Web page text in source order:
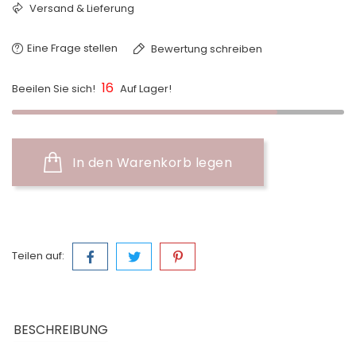
Versand & Lieferung
Eine Frage stellen Bewertung schreiben
Beeilen Sie sich! 16 Auf Lager!
In den Warenkorb legen
Teilen auf:
BESCHREIBUNG